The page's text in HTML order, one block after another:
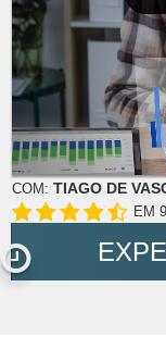
COM: TIAGO DE
EM